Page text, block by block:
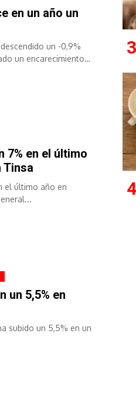
en un año un
un -0,9%
un encarecimiento
7% en el último
Tinsa
el último año en
un 5,5% en
subido un 5,5% en un